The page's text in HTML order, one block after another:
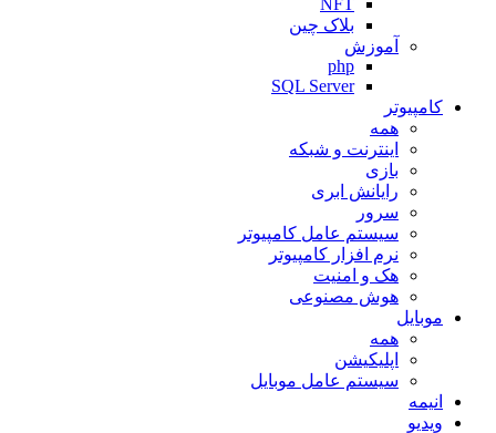
NFT
بلاک چین
آموزش
php
SQL Server
کامپیوتر
همه
اینترنت و شبکه
بازی
رایانش ابری
سرور
سیستم عامل کامپیوتر
نرم افزار کامپیوتر
هک و امنیت
هوش مصنوعی
موبایل
همه
اپلیکیشن
سیستم عامل موبایل
انیمه
ویدیو